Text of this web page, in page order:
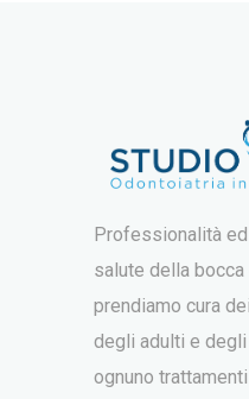
Professionalità
salute della
prendiamo cura
degli adulti e
ognuno